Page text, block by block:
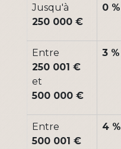
Jusqu'à
250 000 €
0 %
Entre
250 001 €
et
500 000 €
3 %
Entre
500 001 €
4 %